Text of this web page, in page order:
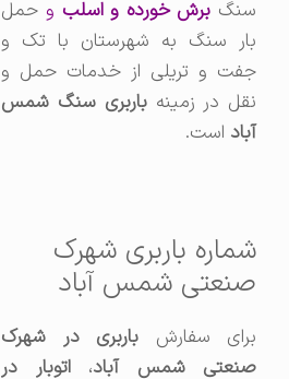
سنگبرش خورده و اسلبوحمل
بار سنگ به شهرستان با تک و
جفت و تریلی از خدمات حمل و
نقل در زمینهباربری سنگ شمس
است.
شماره باربری شهرک
صنعتی شمس آباد
برای سفارشباربری در شهرک
صنعتی شمس آباد
،‌اتوبار در